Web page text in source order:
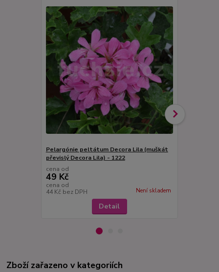
Pelargónie peltátum Decora Lila (muškát
převislý Decora Lila) - 1222
cena od
49 Kč
cena od
44 Kč bez DPH Není skladem
Detail
Zboží zařazeno v kategoriích